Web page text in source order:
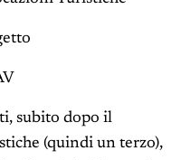
subito dopo il
(quindi un terzo),